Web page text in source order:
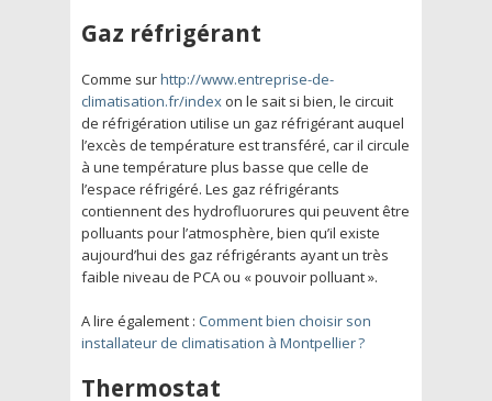
Gaz réfrigérant
Comme surhttp://www.entreprise-de-
climatisation.fr/index on le sait si bien, le circuit
de réfrigération utilise un gaz réfrigérant auquel
l’excès de température est transféré, car il circule
à une température plus basse que celle de
l’espace réfrigéré. Les gaz réfrigérants
contiennent des hydrofluorures qui peuvent être
polluants pour l’atmosphère, bien qu’il existe
aujourd’hui des gaz réfrigérants ayant un très
faible niveau de PCA ou « pouvoir polluant ».
A lire également : Comment bien choisir son
installateur de climatisation à Montpellier ?
Thermostat